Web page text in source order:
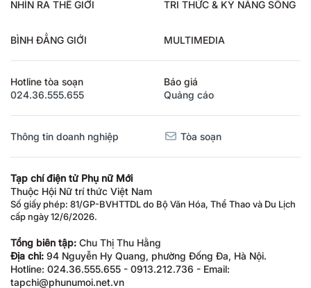
NHÌN RA THẾ GIỚI TRI THỨC & KỸ NĂNG SỐNG
BÌNH ĐẲNG GIỚI MULTIMEDIA
Hotline tòa soạn
024.36.555.655
Báo giá
Quảng cáo
Thông tin doanh nghiệp Tòa soạn
Tạp chí điện tử Phụ nữ Mới
Thuộc Hội Nữ trí thức Việt Nam
Số giấy phép: 81/GP-BVHTTDL do Bộ Văn Hóa, Thể Thao và Du Lịch
cấp ngày 12/6/2026.
Tổng biên tập: Chu Thị Thu Hằng
Địa chỉ: 94 Nguyễn Hy Quang, phường Đống Đa, Hà Nội.
Hotline: 024.36.555.655 - 0913.212.736 - Email:
tapchi@phunumoi.net.vn